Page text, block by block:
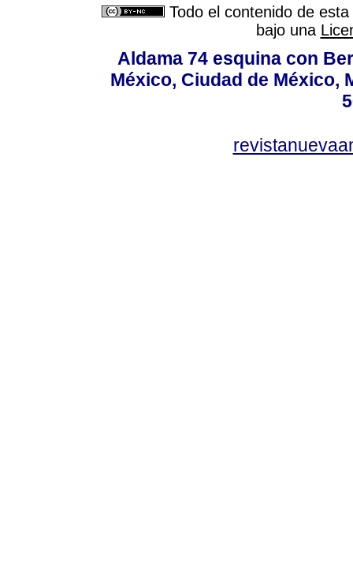
Todo el contenido de
bajo una
Aldama 74 esquina con
México, Ciudad de México,